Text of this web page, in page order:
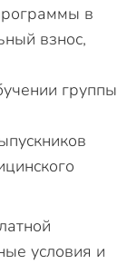
в
взнос,
группы
условия и